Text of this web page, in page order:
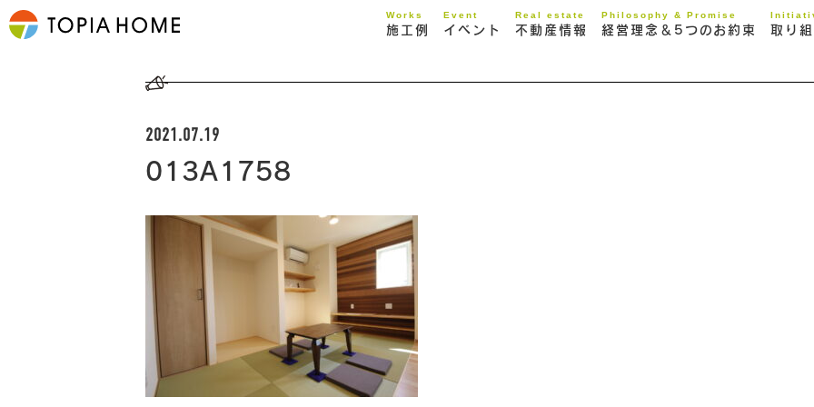
Works
施工例
Event
イベント
Real estate
不動産情報
Philosophy & Promise
経営理念＆5つのお約束 取り
2021.07.19
013A1758